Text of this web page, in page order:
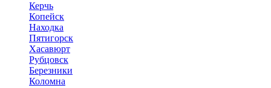
Керчь
Копейск
Находка
Пятигорск
Хасавюрт
Рубцовск
Березники
Коломна